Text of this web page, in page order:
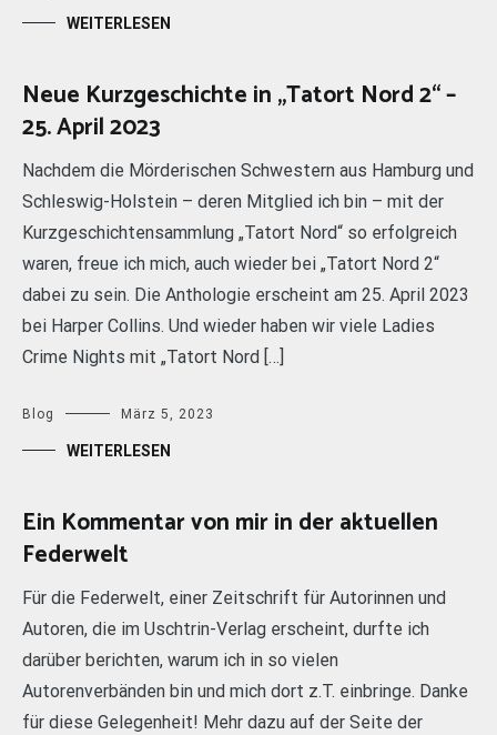
WEITERLESEN
Neue Kurzgeschichte in „Tatort Nord 2“ –
25. April 2023
Nachdem die Mörderischen Schwestern aus Hamburg und
Schleswig-Holstein – deren Mitglied ich bin – mit der
Kurzgeschichtensammlung „Tatort Nord“ so erfolgreich
waren, freue ich mich, auch wieder bei „Tatort Nord 2“
dabei zu sein. Die Anthologie erscheint am 25. April 2023
bei Harper Collins. Und wieder haben wir viele Ladies
Crime Nights mit „Tatort Nord […]
Blog März 5, 2023
WEITERLESEN
Ein Kommentar von mir in der aktuellen
Federwelt
Für die Federwelt, einer Zeitschrift für Autorinnen und
Autoren, die im Uschtrin-Verlag erscheint, durfte ich
darüber berichten, warum ich in so vielen
Autorenverbänden bin und mich dort z.T. einbringe. Danke
für diese Gelegenheit! Mehr dazu auf der Seite der